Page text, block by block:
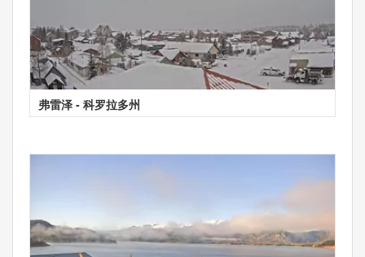
弗雷泽 - 科罗拉多州